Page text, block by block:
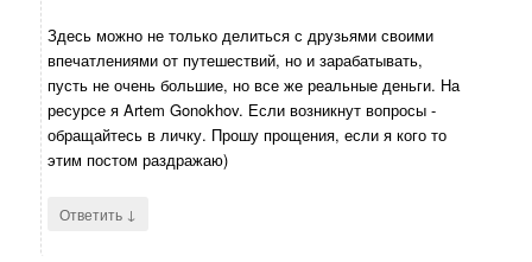
Здесь можно не только делиться с друзьями своими
впечатлениями от путешествий, но и зарабатывать,
пусть не очень большие, но все же реальные деньги. На
ресурсе я Artem Gonokhov. Если возникнут вопросы -
обращайтесь в личку. Прошу прощения, если я кого то
этим постом раздражаю)
Ответить ↓